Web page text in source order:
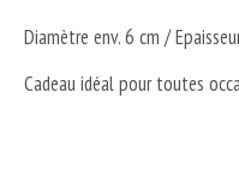
Diamètre env. 6 cm /
Cadeau idéal pour toutes